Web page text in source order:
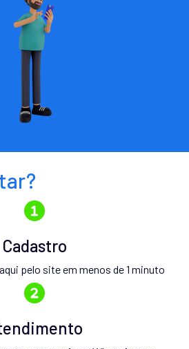
Cadastro
aqui pelo site em menos de 1 minuto